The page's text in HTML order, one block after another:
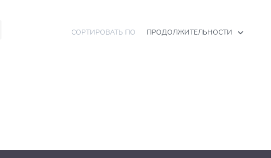
СОРТИРОВАТЬ ПО ПРОДОЛЖИТЕЛЬНОСТИ